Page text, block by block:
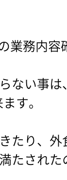
業務内容
い事は
来ます。
り、外
された